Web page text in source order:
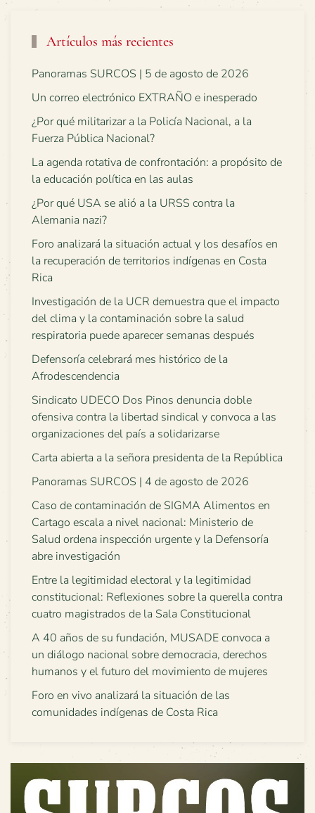
Artículos más recientes
Panoramas SURCOS | 5 de agosto de 2026
Un correo electrónico EXTRAÑO e inesperado
¿Por qué militarizar a la Policía Nacional, a la
Fuerza Pública Nacional?
La agenda rotativa de confrontación: a propósito de
la educación política en las aulas
¿Por qué USA se alió a la URSS contra la
Alemania nazi?
Foro analizará la situación actual y los desafíos en
la recuperación de territorios indígenas en Costa
Rica
Investigación de la UCR demuestra que el impacto
del clima y la contaminación sobre la salud
respiratoria puede aparecer semanas después
Defensoría celebrará mes histórico de la
Afrodescendencia
Sindicato UDECO Dos Pinos denuncia doble
ofensiva contra la libertad sindical y convoca a las
organizaciones del país a solidarizarse
Carta abierta a la señora presidenta de la República
Panoramas SURCOS | 4 de agosto de 2026
Caso de contaminación de SIGMA Alimentos en
Cartago escala a nivel nacional: Ministerio de
Salud ordena inspección urgente y la Defensoría
abre investigación
Entre la legitimidad electoral y la legitimidad
constitucional: Reflexiones sobre la querella contra
cuatro magistrados de la Sala Constitucional
A 40 años de su fundación, MUSADE convoca a
un diálogo nacional sobre democracia, derechos
humanos y el futuro del movimiento de mujeres
Foro en vivo analizará la situación de las
comunidades indígenas de Costa Rica